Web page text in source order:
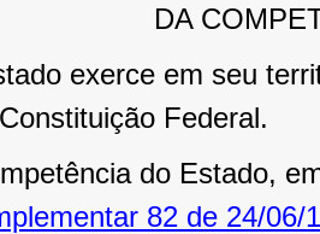
DA
exerce em seu
Federal.
do Estado,
82 de 24/06/